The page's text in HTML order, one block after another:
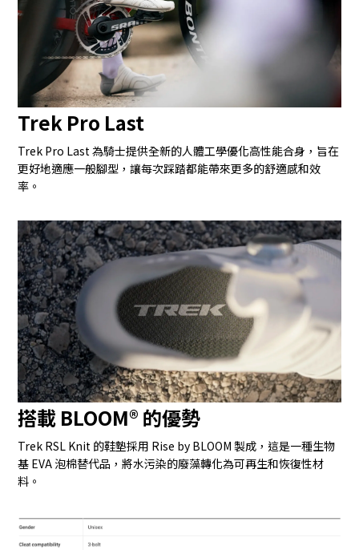
Trek Pro Last
Trek Pro Last 為騎士提供全新的人體工學優化高性能合身，旨在
更好地適應一般腳型，讓每次踩踏都能帶來更多的舒適感和效
率。
搭載 BLOOM® 的優勢
Trek RSL Knit 的鞋墊採用 Rise by BLOOM 製成，這是一種生物
基 EVA 泡棉替代品，將水污染的廢藻轉化為可再生和恢復性材
料。